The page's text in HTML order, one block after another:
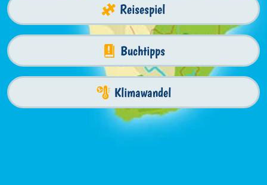
Reisespiel
Buchtipps
Klimawandel